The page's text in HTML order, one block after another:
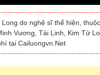
do nghệ sĩ thể hiện,
Vương, Tài Linh, Kim Tử
tại Cailuongvn.Net